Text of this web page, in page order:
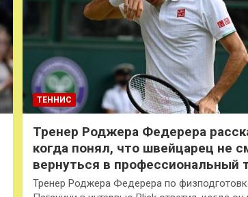
ТЕННИС
Тренер Роджера Федерера
когда понял, что швейцарец не
вернуться в профессиональный
Тренер Роджера Федерера по